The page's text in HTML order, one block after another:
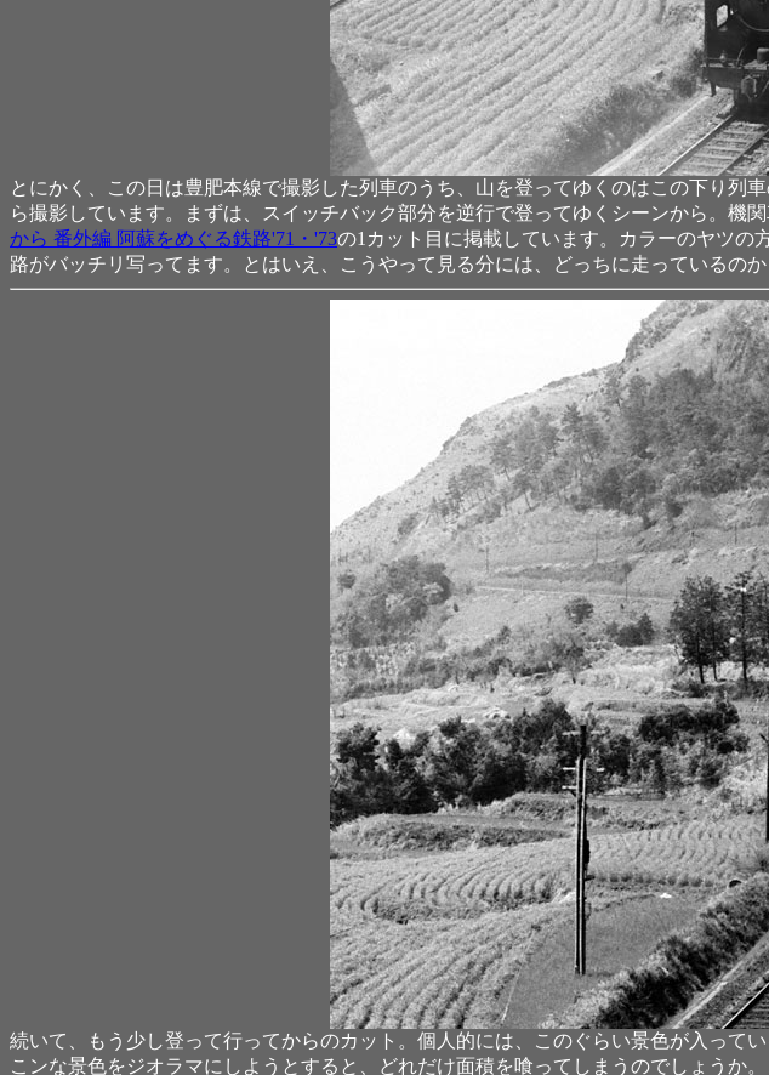
とにかく、この日は豊肥本線で撮影した列車のうち、山を登ってゆくのはこの下り
ら撮影しています。まずは、スイッチバック部分を逆行で登ってゆくシーンから。機
から 番外編 阿蘇をめぐる鉄路'71・'73の1カット目に掲載しています。カラーのヤツの
路がバッチリ写ってます。とはいえ、こうやって見る分には、どっちに走っているのか
続いて、もう少し登って行ってからのカット。個人的には、このぐらい景色が入って
こンな景色をジオラマにしようとすると、どれだけ面積を喰ってしまうのでしょうか